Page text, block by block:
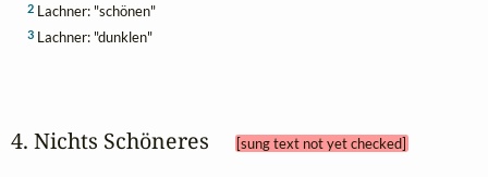
2Lachner: "schönen"
3Lachner: "dunklen"
4. Nichts Schöneres [sung text not yet checked]